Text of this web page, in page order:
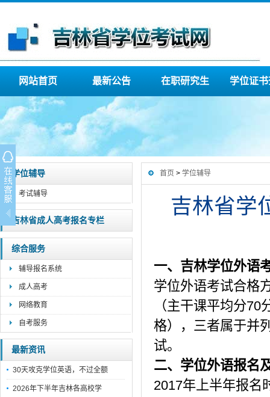
网站首页 最新公告 在职研究生 学位证
学位辅导
考试辅导
吉林省成人高考报名专栏
综合服务
辅导报名系统
成人高考
网络教育
自考服务
最新资讯
30天攻克学位英语，不过全额
2026年下半年吉林各高校学
首页 > 学位辅导
吉林省学
一、吉林学位外语
学位外语考试合格
（主干课平均分
格），三者属于并
试。
二、学位外语报名
2017年上半年报名